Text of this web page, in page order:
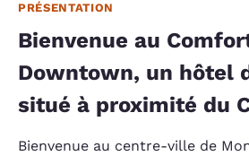
PRÉSENTATION
Bienvenue au
Downtown, un hôtel
situé à proximité du
Bienvenue au centre-ville de